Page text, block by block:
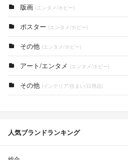
版画 (エンタメ/ホビー)
ポスター (エンタメ/ホビー)
その他 (エンタメ/ホビー)
アート/エンタメ (エンタメ/ホビー)
その他 (インテリア/住まい/日用品)
人気ブランドランキング